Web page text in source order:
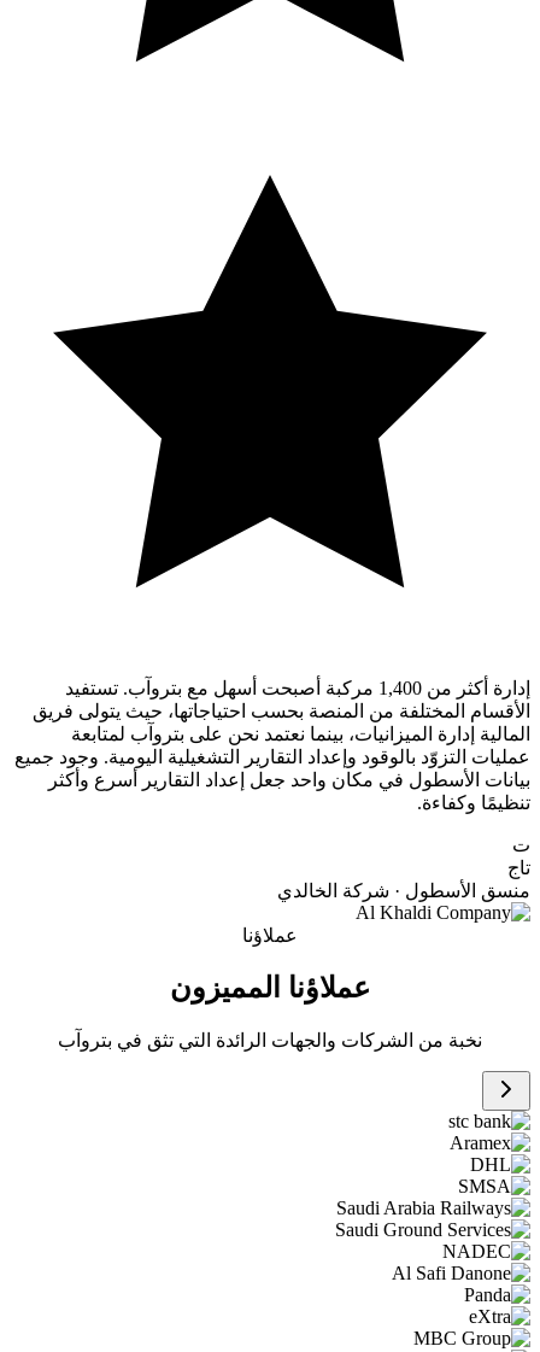
إدارة أكثر من 1,400 مركبة أصبحت أسهل مع بتروآب. تستفيد
الأقسام المختلفة من المنصة بحسب احتياجاتها، حيث يتولى فريق
المالية إدارة الميزانيات، بينما نعتمد نحن على بتروآب لمتابعة
عمليات التزوّد بالوقود وإعداد التقارير التشغيلية اليومية. وجود جميع
بيانات الأسطول في مكان واحد جعل إعداد التقارير أسرع وأكثر
تنظيمًا وكفاءة.
ت
تاج
منسق الأسطول · شركة الخالدي
عملاؤنا
عملاؤنا المميزون
نخبة من الشركات والجهات الرائدة التي تثق في بتروآب